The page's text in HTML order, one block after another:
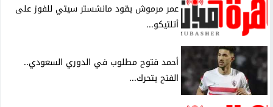
عمر مرموش يقود مانشستر سيتي للفوز على
أتلتيكو...
أحمد فتوح مطلوب في الدوري السعودي..
الفتح يتحرك...